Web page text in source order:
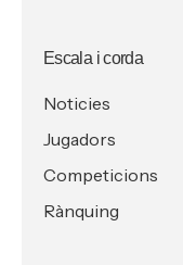
Escala i corda
Noticies
Jugadors
Competicions
Rànquing